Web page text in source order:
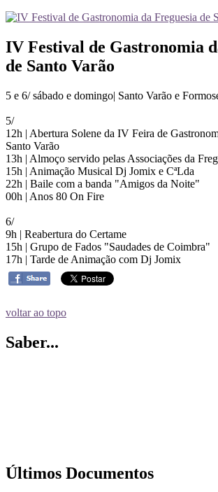
IV Festival de Gastronomia
de Santo Varão
5 e 6/ sábado e domingo| Santo Varão e
5/
12h | Abertura Solene da IV Feira de
Santo Varão
13h | Almoço servido pelas Associações da
15h | Animação Musical Dj Jomix e CªLda
22h | Baile com a banda "Amigos da Noite"
00h | Anos 80 On Fire
6/
9h | Reabertura do Certame
15h | Grupo de Fados "Saudades de Coimbra"
17h | Tarde de Animação com Dj Jomix
voltar ao topo
Saber...
Últimos Documentos